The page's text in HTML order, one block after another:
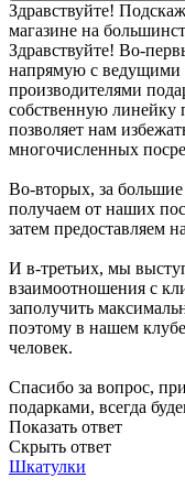
Здравствуйте!
магазине на
Здравствуйте! Во-
напрямую с ведущими
производителями
собственную линейку
позволяет нам
многочисленных
Во-вторых, за
получаем от наших
затем предоставляем
И в-третьих, мы
взаимоотношения с
заполучить
поэтому в нашем
человек.
Спасибо за вопрос,
подарками, всегда
Показать ответ
Скрыть ответ
Шкатулки